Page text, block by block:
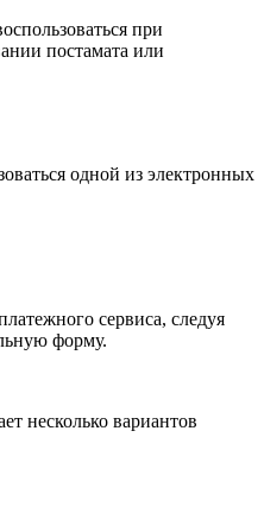
при
постамата или
одной из электронных
сервиса, следуя
форму.
несколько вариантов